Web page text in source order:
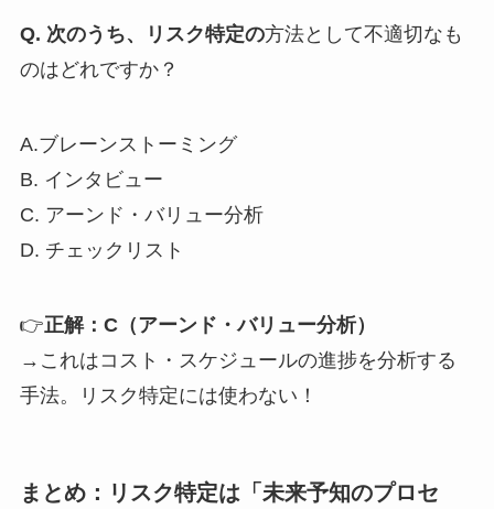
Q. 次のうち、リスク特定の方法として不適切なも
のはどれですか？
A.ブレーンストーミング
B. インタビュー
C. アーンド・​​バリュー分析
D. チェックリスト
👉正解：C（アーンド・​​バリュー分析）
→これはコスト・スケジュールの進捗を分析する
手法。リスク特定には使わない！
まとめ：リスク特定は「未来予知のプロセ